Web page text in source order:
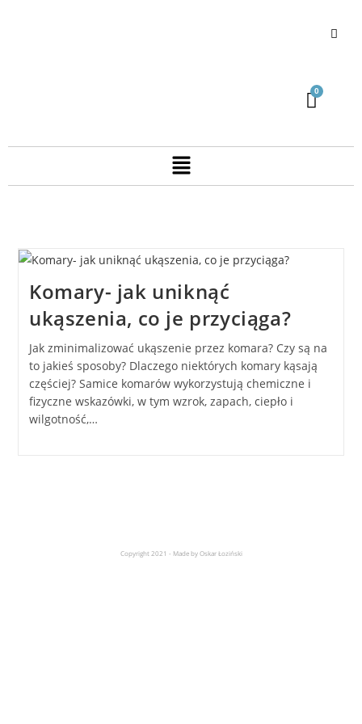
Komary- jak uniknąć
ukąszenia, co je przyciąga?
Jak zminimalizować ukąszenie przez komara? Czy są na
to jakieś sposoby? Dlaczego niektórych komary kąsają
częściej? Samice komarów wykorzystują chemiczne i
fizyczne wskazówki, w tym wzrok, zapach, ciepło i
wilgotność,…
Copyright 2021 - Made by Oskar Łoziński